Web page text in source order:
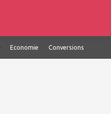
Economie Conversions